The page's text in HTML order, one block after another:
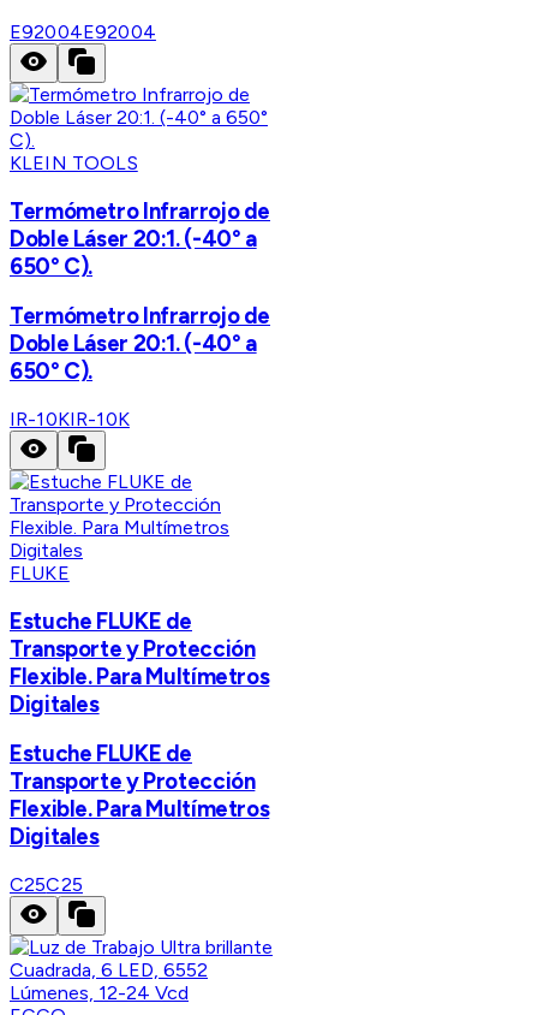
E92004E92004
KLEIN TOOLS
Termómetro Infrarrojo de
Doble Láser 20:1. (-40° a
650° C).
Termómetro Infrarrojo de
Doble Láser 20:1. (-40° a
650° C).
IR-10KIR-10K
FLUKE
Estuche FLUKE de
Transporte y Protección
Flexible. Para Multímetros
Digitales
Estuche FLUKE de
Transporte y Protección
Flexible. Para Multímetros
Digitales
C25C25